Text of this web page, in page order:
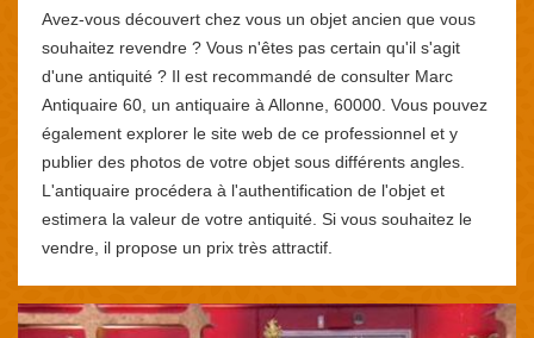
Avez-vous découvert chez vous un objet ancien que vous
souhaitez revendre ? Vous n'êtes pas certain qu'il s'agit
d'une antiquité ? Il est recommandé de consulter Marc
Antiquaire 60, un antiquaire à Allonne, 60000. Vous pouvez
également explorer le site web de ce professionnel et y
publier des photos de votre objet sous différents angles.
L'antiquaire procédera à l'authentification de l'objet et
estimera la valeur de votre antiquité. Si vous souhaitez le
vendre, il propose un prix très attractif.